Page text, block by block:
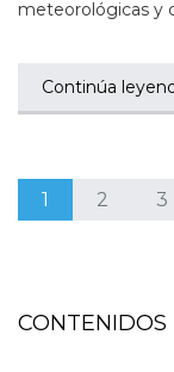
meteorológicas y
Continúa
1 2 3
CONTENIDOS